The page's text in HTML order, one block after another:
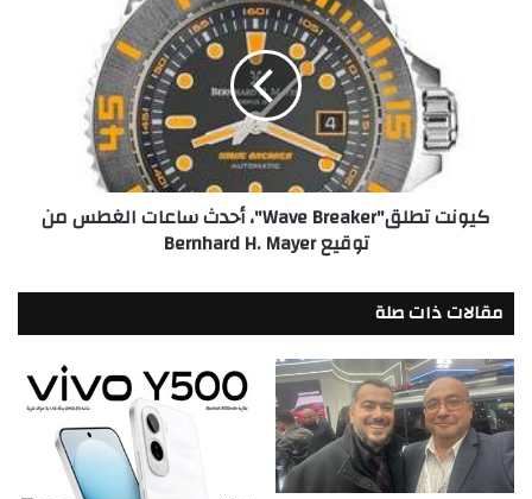
كيونت تطلق"Wave Breaker"، أحدث ساعات الغطس من
توقيع Bernhard H. Mayer
مقالات ذات صلة